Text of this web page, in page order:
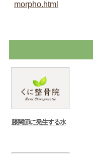
morpho.html
膝関節に発生する水